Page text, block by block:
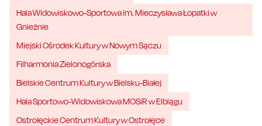
Hala Widowiskowo-Sportowa im. Mieczysława Łopatki w
Gnieźnie
Miejski Ośrodek Kultury w Nowym Sączu
Filharmonia Zielonogórska
Bielskie Centrum Kultury w Bielsku-Białej
Hala Sportowo-Widowiskowa MOSiR w Elblągu
Ostrołęckie Centrum Kultury w Ostrołęce